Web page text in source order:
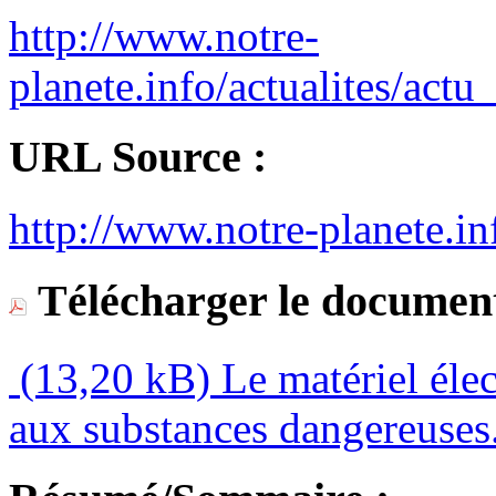
http://www.notre-
planete.info/actualites/
URL Source :
http://www.notre-
Télécharger le
(13,20 kB) Le matériel
aux substances